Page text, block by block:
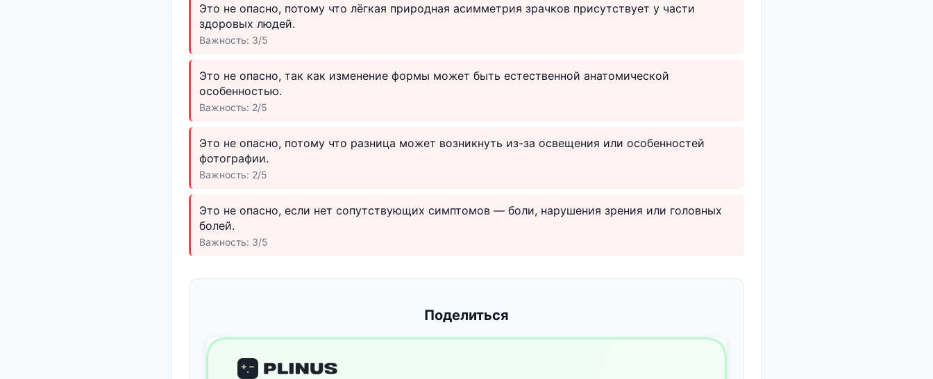
Это не опасно, потому что лёгкая природная асимметрия зрачков присутствует у части
здоровых людей.
Важность: 3/5
Это не опасно, так как изменение формы может быть естественной анатомической
особенностью.
Важность: 2/5
Это не опасно, потому что разница может возникнуть из-за освещения или особенностей
фотографии.
Важность: 2/5
Это не опасно, если нет сопутствующих симптомов — боли, нарушения зрения или головных
болей.
Важность: 3/5
Поделиться